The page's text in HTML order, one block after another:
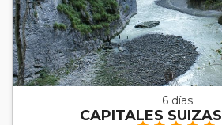
6 días
CAPITALES SUIZAS